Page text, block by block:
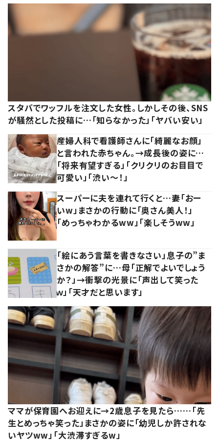
スタバでワッフルを注文した女性。しかしその後、SNS
が騒然とした投稿に…「知らなかった」「ヤバい安い」
産婦人科で看護師さんに「綺麗なお顔」
と言われた赤ちゃん。→成長後の姿に…
「将来有望すぎる」「クリクリのお目目で
可愛い」「渋い～！」
スーパーに夫を連れて行くと…妻「おー
いw」まさかの行動に「奥さん美人！」
「めっちゃわかるww」「楽しそうww」
「絵にあう言葉を書きなさい」息子の”ま
さかの解答”に…母「正解でよいでしょう
か？」→衝撃の光景に「声出して笑った
ｗ」「天才だと思います」
ママが保育園へお迎えに→2歳息子を見たら……「先
生とめっちゃ笑った」まさかの姿に「幼児しか許されな
いヤツww」「大渋滞すぎるw」